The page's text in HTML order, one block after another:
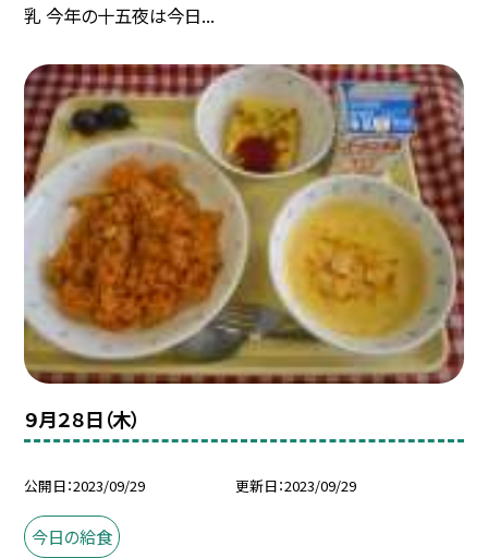
乳 今年の十五夜は今日...
９月２８日（木）
公開日 2023/09/29 更新日 2023/09/29
今日の給食